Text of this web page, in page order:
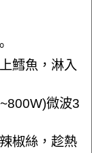
鱈魚，淋入
微波3
椒絲，趁熱